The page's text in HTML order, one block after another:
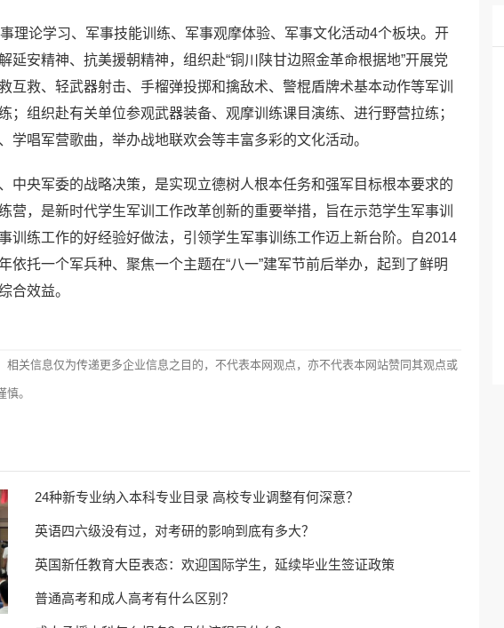
理论学习、军事技能训练、军事观摩体验、军事文化活动4个板块。开
延安精神、抗美援朝精神，组织赴“铜川陕甘边照金革命根据地”开展党
互救、轻武器射击、手榴弹投掷和擒敌术、警棍盾牌术基本动作等军训
；组织赴有关单位参观武器装备、观摩训练课目演练、进行野营拉练；
学唱军营歌曲，举办战地联欢会等丰富多彩的文化活动。
中央军委的战略决策，是实现立德树人根本任务和强军目标根本要求的
营，是新时代学生军训工作改革创新的重要举措，旨在示范学生军事训
训练工作的好经验好做法，引领学生军事训练工作迈上新台阶。自2014
依托一个军兵种、聚焦一个主题在“八一”建军节前后举办，起到了鲜明
合效益。
相关信息仅为传递更多企业信息之目的，不代表本网观点，亦不代表本网站赞同其观点或
。
24种新专业纳入本科专业目录 高校专业调整有何深意？
英语四六级没有过，对考研的影响到底有多大？
英国新任教育大臣表态：欢迎国际学生，延续毕业生签证政策
普通高考和成人高考有什么区别？